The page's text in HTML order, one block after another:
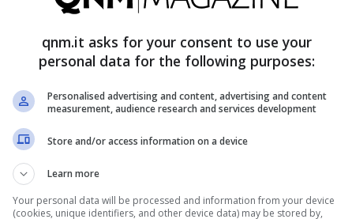
meno per la stessa dotazione. Non un
a chi aspetta il momento giusto.
gli account idonei. È la classica opzione
volta”. Per molti è la differenza tra restare
5G che tiene il passo.
Foto e video di viaggi, app di lavoro, musica
qnm.it asks for your consent to use your
personal data for the following purposes:
Personalised advertising and content, advertising and content
measurement, audience research and services development
Store and/or access information on a device
Learn more
Your personal data will be processed and information from your device
(cookies, unique identifiers, and other device data) may be stored by,